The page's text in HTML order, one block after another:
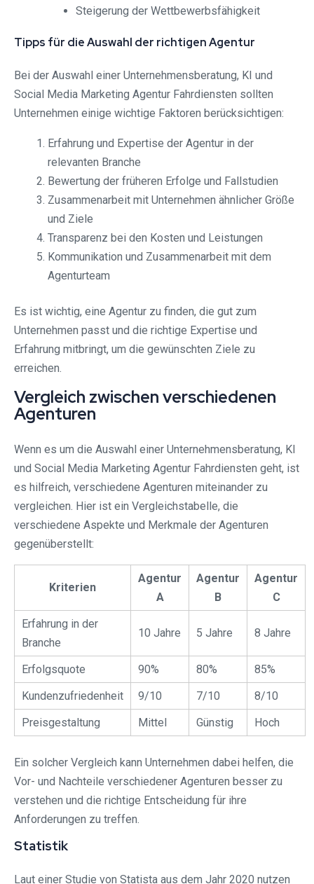
Steigerung der Wettbewerbsfähigkeit
Tipps für die Auswahl der richtigen Agentur
Bei der Auswahl einer Unternehmensberatung, KI und
Social Media Marketing Agentur Fahrdiensten sollten
Unternehmen einige wichtige Faktoren berücksichtigen:
Erfahrung und Expertise der Agentur in der
relevanten Branche
Bewertung der früheren Erfolge und Fallstudien
Zusammenarbeit mit Unternehmen ähnlicher Größe
und Ziele
Transparenz bei den Kosten und Leistungen
Kommunikation und Zusammenarbeit mit dem
Agenturteam
Es ist wichtig, eine Agentur zu finden, die gut zum
Unternehmen passt und die richtige Expertise und
Erfahrung mitbringt, um die gewünschten Ziele zu
erreichen.
Vergleich zwischen verschiedenen
Agenturen
Wenn es um die Auswahl einer Unternehmensberatung, KI
und Social Media Marketing Agentur Fahrdiensten geht, ist
es hilfreich, verschiedene Agenturen miteinander zu
vergleichen. Hier ist ein Vergleichstabelle, die
verschiedene Aspekte und Merkmale der Agenturen
gegenüberstellt:
Kriterien
Agentur
A
Agentur
B
Agentur
C
Erfahrung in der
Branche
10 Jahre 5 Jahre 8 Jahre
Erfolgsquote 90% 80%
85%
Kundenzufriedenheit
9/10 7/10
8/10
Preisgestaltung
Mittel Günstig Hoch
Ein solcher Vergleich kann Unternehmen dabei helfen, die
Vor- und Nachteile verschiedener Agenturen besser zu
verstehen und die richtige Entscheidung für ihre
Anforderungen zu treffen.
Statistik
Laut einer Studie von Statista aus dem Jahr 2020 nutzen